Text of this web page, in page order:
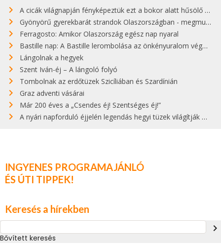
A cicák világnapján fényképeztük ezt a bokor alatt hűsölő cicát Kisorosziban
Gyönyörű gyerekbarát strandok Olaszországban - megmutatjuk a 15 legjobbat
Ferragosto: Amikor Olaszország egész nap nyaral
Bastille nap: A Bastille lerombolása az önkényuralom végét jelentette
Lángolnak a hegyek
Szent Iván-éj – A lángoló folyó
Tombolnak az erdőtüzek Szicíliában és Szardínián
Graz adventi vásárai
Már 200 éves a „Csendes éj! Szentséges éj!”
A nyári napforduló éjjelén legendás hegyi tüzek világítják meg Zugspitzét
INGYENES PROGRAMAJÁNLÓ
ÉS ÚTI TIPPEK!
Keresés a hírekben
navigate_next
Bővített keresés